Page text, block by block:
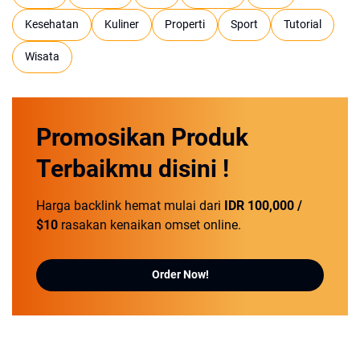
Kesehatan Kuliner Properti Sport Tutorial
Wisata
Promosikan Produk
Terbaikmu disini !
Harga backlink hemat mulai dari IDR 100,000 /
$10 rasakan kenaikan omset online.
Order Now!